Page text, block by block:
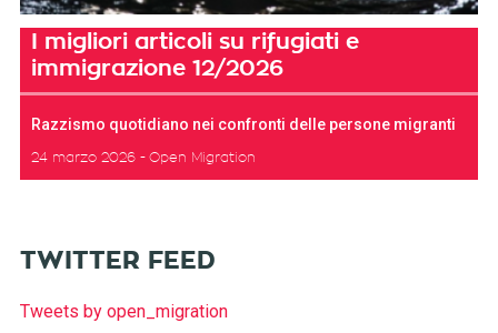
I migliori articoli su rifugiati e
immigrazione 12/2026
Razzismo quotidiano nei confronti delle persone migranti
24 marzo 2026 Open Migration
TWITTER FEED
Tweets by open_migration